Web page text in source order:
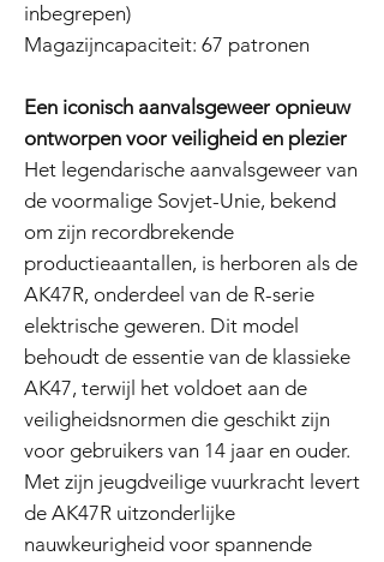
inbegrepen)
Magazijncapaciteit: 67 patronen
Een iconisch aanvalsgeweer opnieuw
ontworpen voor veiligheid en plezier
Het legendarische aanvalsgeweer van
de voormalige Sovjet-Unie, bekend
om zijn recordbrekende
productieaantallen, is herboren als de
AK47R, onderdeel van de R-serie
elektrische geweren. Dit model
behoudt de essentie van de klassieke
AK47, terwijl het voldoet aan de
veiligheidsnormen die geschikt zijn
voor gebruikers van 14 jaar en ouder.
Met zijn jeugdveilige vuurkracht levert
de AK47R uitzonderlijke
nauwkeurigheid voor spannende